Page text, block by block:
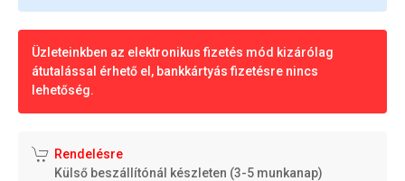
Üzleteinkben az elektronikus fizetés mód kizárólag
átutalással érhető el, bankkártyás fizetésre nincs
lehetőség.
Rendelésre
Külső beszállítónál készleten (3-5 munkanap)